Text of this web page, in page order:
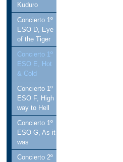
Kuduro
Concierto 1º
ESO D, Eye
of the Tiger
Concierto 1º
ESO E, Hot
& Cold
Concierto 1º
ESO F, High
way to Hell
Concierto 1º
ESO G, As it
was
Concierto 2º